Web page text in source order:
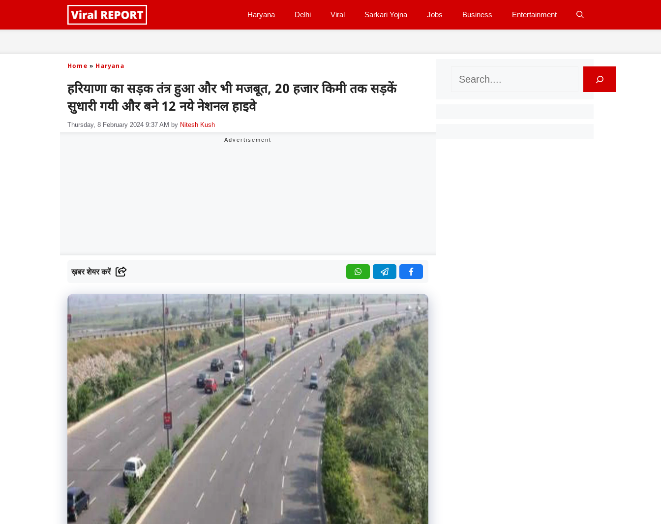
Haryana Delhi Viral Sarkari Yojna Jobs Business Entertainment
Home » Haryana
हरियाणा का सड़क तंत्र हुआ और भी मजबूत, 20 हजार किमी तक सड़कें
सुधारी गयी और बने 12 नये नेशनल हाइवे
Thursday, 8 February 2024 9:37 AM by Nitesh Kush
ख़बर शेयर करें
Search